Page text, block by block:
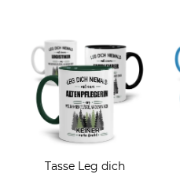
Tasse Leg dich